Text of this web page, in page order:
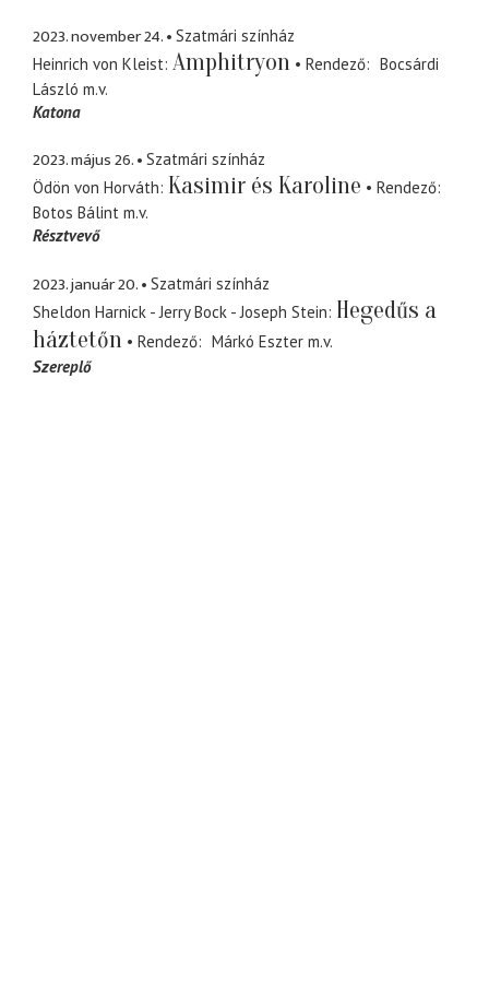
2023. november 24.
Szatmári színház
Heinrich von Kleist Amphitryon Rendező
Bocsárdi
László m.v.
Katona
2023. május 26.
Szatmári színház
Ödön von Horváth Kasimir és Karoline
Rendező
Botos Bálint m.v.
Résztvevő
2023. január 20.
Szatmári színház
Sheldon Harnick - Jerry Bock - Joseph Stein Hegedűs a
háztetőn
Rendező Márkó Eszter m.v.
Szereplő